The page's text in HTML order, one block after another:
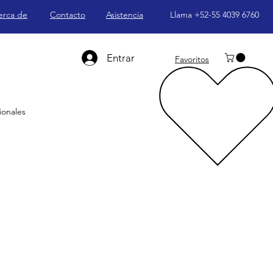
de Contacto Asistencia Llama +52-55 4039 6760
Entrar Favoritos